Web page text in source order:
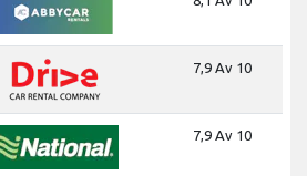
7,9 Av 10
7,9 Av 10